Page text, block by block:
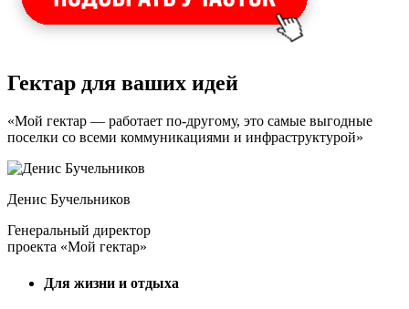
Гектар для ваших идей
«Мой гектар — работает по-другому, это самые выгодные
поселки со всеми коммуникациями и инфраструктурой»
Денис Бучельников
Генеральный директор
проекта «Мой гектар»
Для жизни и отдыха